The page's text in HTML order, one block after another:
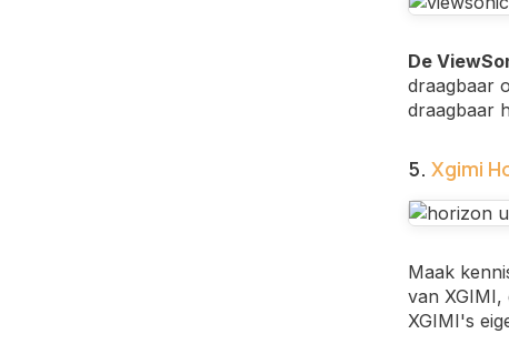
De
draagbaar
draagbaar
5. Xgimi
Maak
van
XGIMI's